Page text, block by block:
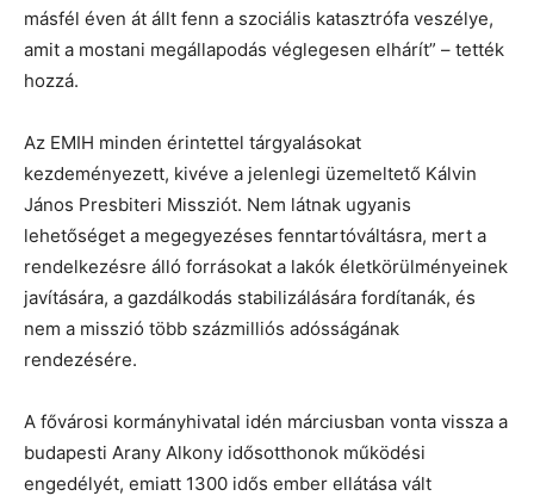
másfél éven át állt fenn a szociális katasztrófa veszélye,
amit a mostani megállapodás véglegesen elhárít” – tették
hozzá.
Az EMIH minden érintettel tárgyalásokat
kezdeményezett, kivéve a jelenlegi üzemeltető Kálvin
János Presbiteri Missziót. Nem látnak ugyanis
lehetőséget a megegyezéses fenntartóváltásra, mert a
rendelkezésre álló forrásokat a lakók életkörülményeinek
javítására, a gazdálkodás stabilizálására fordítanák, és
nem a misszió több százmilliós adósságának
rendezésére.
A fővárosi kormányhivatal idén márciusban vonta vissza a
budapesti Arany Alkony idősotthonok működési
engedélyét, emiatt 1300 idős ember ellátása vált